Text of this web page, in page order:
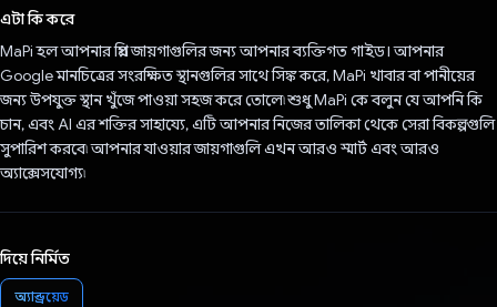
এটা কি করে
MaPi হল আপনার প্রিয় জায়গাগুলির জন্য আপনার ব্যক্তিগত গাইড। আপনার
Google মানচিত্রের সংরক্ষিত স্থানগুলির সাথে সিঙ্ক করে, MaPi খাবার বা পানীয়ের
জন্য উপযুক্ত স্থান খুঁজে পাওয়া সহজ করে তোলে৷ শুধু MaPi কে বলুন যে আপনি কি
চান, এবং AI এর শক্তির সাহায্যে, এটি আপনার নিজের তালিকা থেকে সেরা বিকল্পগুলি
সুপারিশ করবে৷ আপনার যাওয়ার জায়গাগুলি এখন আরও স্মার্ট এবং আরও
অ্যাক্সেসযোগ্য৷
দিয়ে নির্মিত
অ্যান্ড্রয়েড